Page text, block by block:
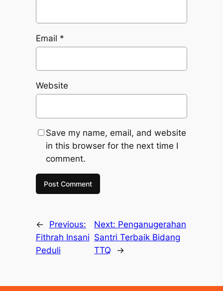
Email *
Website
Save my name, email, and website
in this browser for the next time I
comment.
←
Previous:
Fithrah Insani
Peduli
Next: Penganugerahan
Santri Terbaik Bidang
TTQ
→